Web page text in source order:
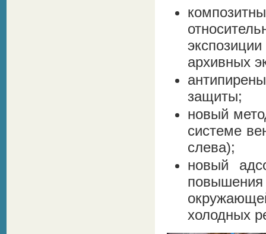
архивных
защиты;
новый
системе
слева);
новый
холодных